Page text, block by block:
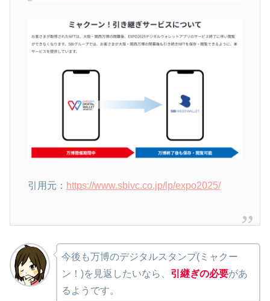
引用元： https://www.sbivc.co.jp/lp/expo2025/
今後も万博のデジタルスタンプ(ミャクー
ン！)を見返したいなら、 引継ぎの必要があ
るようです。